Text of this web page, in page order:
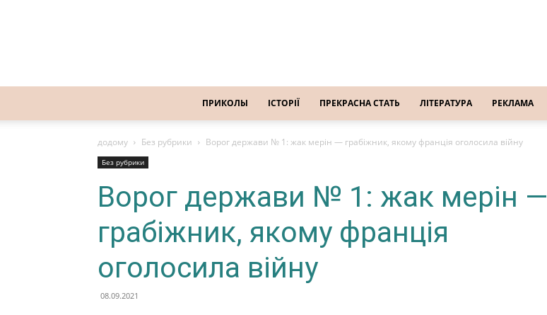
ПРИКОЛЫ ІСТОРІЇ ПРЕКРАСНА СТАТЬ ЛІТЕРАТУРА РЕКЛАМА
додому Без рубрики Ворог держави № 1: жак мерін — грабіжник, якому франція оголосила війну
Без рубрики
Ворог держави № 1: жак мерін —
грабіжник, якому франція
оголосила війну
08.09.2021